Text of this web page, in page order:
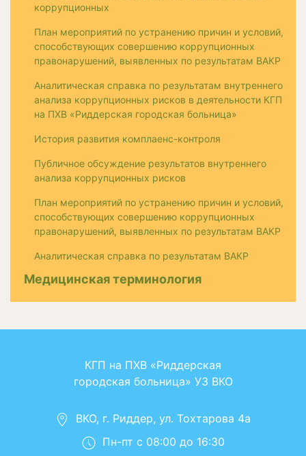
коррупционных
План мероприятий по устранению причин и условий,
способствующих совершению коррупционных
правонарушений, выявленных по результатам ВАКР
Аналитическая справка по результатам внутреннего
анализа коррупционных рисков в деятельности КГП
на ПХВ «Риддерская городская больница»
История развития комплаенс-контроля
Публичное обсуждение результатов внутреннего
анализа коррупционных рисков
План мероприятий по устранению причин и условий,
способствующих совершению коррупционных
правонарушений, выявленных по результатам ВАКР
Аналитическая справка по результатам ВАКР
Медицинская терминология
КГП на ПХВ «Риддерская
городская больница» УЗ ВКО
ВКО, г. Риддер, ул. Тохтарова 4а
Пн-пт с 08:00 до 16:30